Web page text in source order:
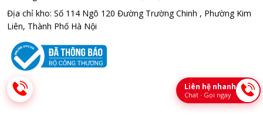
Địa chỉ kho: Số 114 Ngõ 120 Đường Trường Chinh , Phường Kim
Liên, Thành Phố Hà Nội
Liên hệ nhanh
Chat · Gọi ngay